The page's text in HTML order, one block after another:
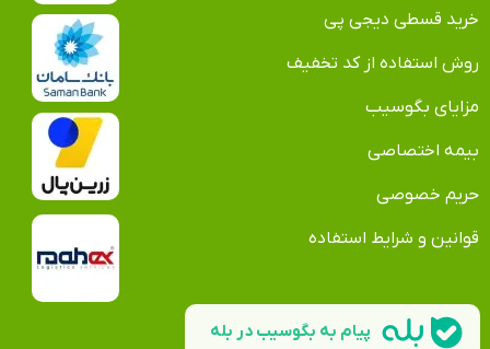
خرید قسطی دیجی پی
روش استفاده از کد تخفیف
مزایای بگوسیب
بیمه اختصاصی
حریم خصوصی
قوانین و شرایط استفاده
پیام به بگوسیب در بله